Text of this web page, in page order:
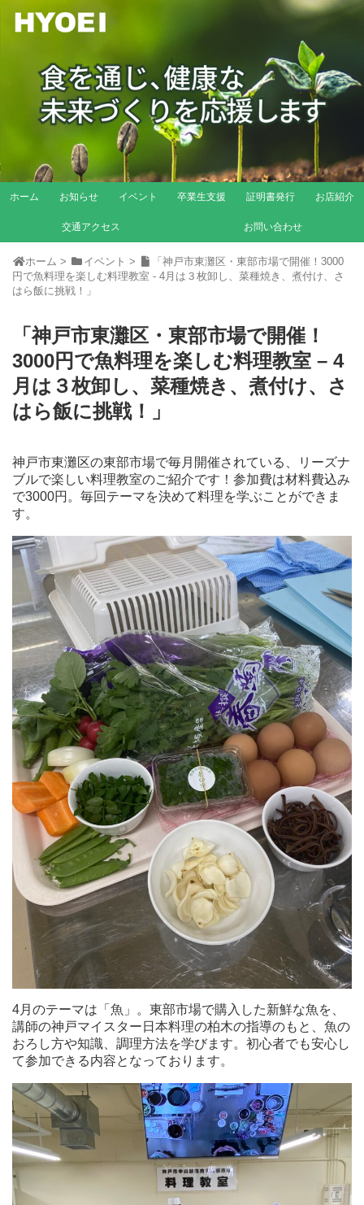
ホーム お知らせ イベント 卒業生支援 証明書発行 お店紹介
交通アクセス お問い合わせ
ホーム > イベント >
「神戸市東灘区・東部市場で開催！3000
円で魚料理を楽しむ料理教室 - 4月は３枚卸し、菜種焼き、煮付け、さ
はら飯に挑戦！」
「神戸市東灘区・東部市場で開催！
3000円で魚料理を楽しむ料理教室 – 4
月は３枚卸し、菜種焼き、煮付け、さ
はら飯に挑戦！」
神戸市東灘区の東部市場で毎月開催されている、リーズナ
ブルで楽しい料理教室のご紹介です！参加費は材料費込み
で3000円。毎回テーマを決めて料理を学ぶことができま
す。
4月のテーマは「魚」。東部市場で購入した新鮮な魚を、
講師の神戸マイスター日本料理の柏木の指導のもと、魚の
おろし方や知識、調理方法を学びます。初心者でも安心し
て参加できる内容となっております。